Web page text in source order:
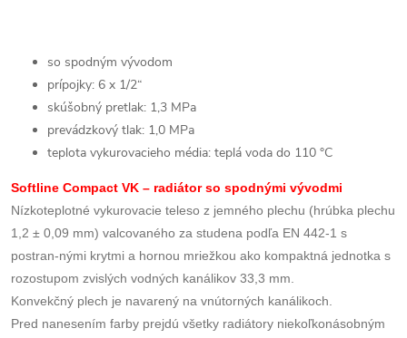
so spodným vývodom
prípojky: 6 x 1/2“
skúšobný pretlak: 1,3 MPa
prevádzkový tlak: 1,0 MPa
teplota vykurovacieho média: teplá voda do 110 °C
Softline Compact VK – radiátor so spodnými vývodmi
Nízkoteplotné vykurovacie teleso z jemného plechu (hrúbka plechu
1,2 ± 0,09 mm) valcovaného za studena podľa EN 442-1 s
postran-nými krytmi a hornou mriežkou ako kompaktná jednotka s
rozostupom zvislých vodných kanálikov 33,3 mm.
Konvekčný plech je navarený na vnútorných kanálikoch.
Pred nanesením farby prejdú všetky radiátory niekoľkonásobným